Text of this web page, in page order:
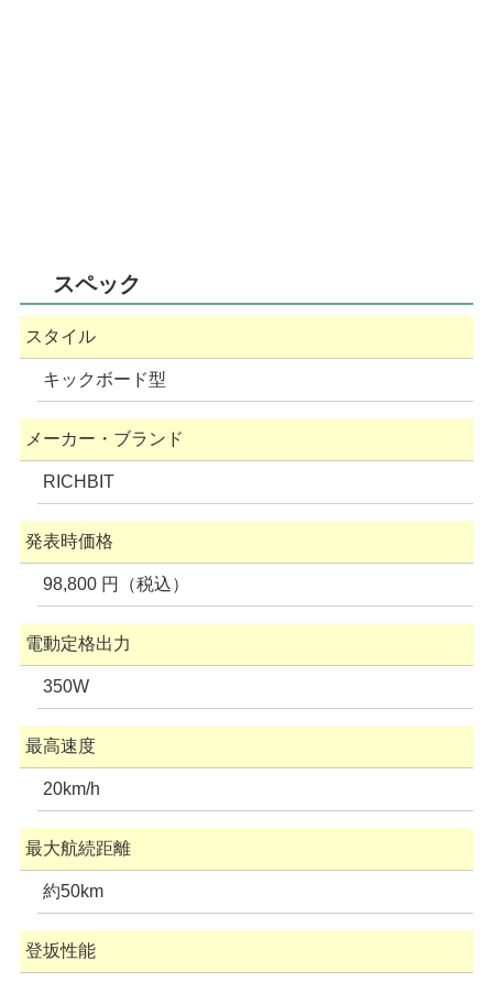
スペック
スタイル
キックボード型
メーカー・ブランド
RICHBIT
発表時価格
98,800 円（税込）
電動定格出力
350W
最高速度
20km/h
最大航続距離
約50km
登坂性能